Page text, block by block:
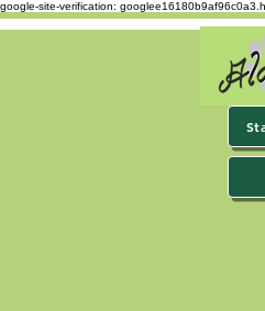
google-site-verification: